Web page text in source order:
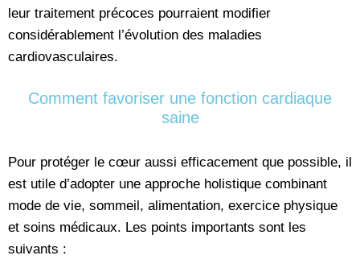
leur traitement précoces pourraient modifier
considérablement l’évolution des maladies
cardiovasculaires.
Comment favoriser une fonction cardiaque
saine
Pour protéger le cœur aussi efficacement que possible, il
est utile d’adopter une approche holistique combinant
mode de vie, sommeil, alimentation, exercice physique
et soins médicaux. Les points importants sont les
suivants :